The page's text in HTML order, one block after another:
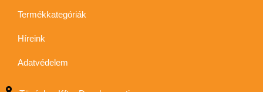
Termékkategóriák
Híreink
Adatvédelem